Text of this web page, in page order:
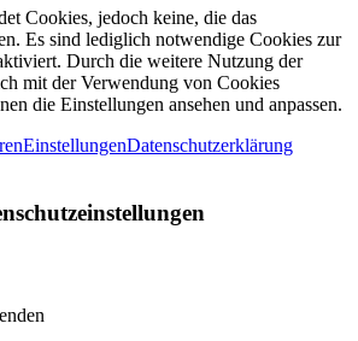
Cookies, jedoch keine, die das
Es sind lediglich notwendige Cookies zur
Durch die weitere Nutzung der
mit der Verwendung von Cookies
die Einstellungen ansehen und anpassen.
EinstellungenDatenschutzerklärung